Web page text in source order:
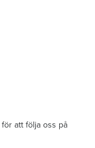
för att följa oss på